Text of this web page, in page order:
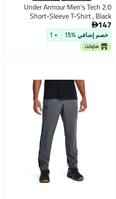
Under Armour Men's Tech 2.0
Short-Sleeve T-Shirt , Black
(001)/Graphite, Small
147
خصم إضافي %15 + 1